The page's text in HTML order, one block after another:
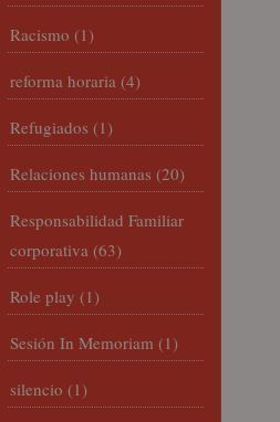
Racismo (1)
reforma horaria (4)
Refugiados (1)
Relaciones humanas (20)
Responsabilidad Familiar
corporativa (63)
Role play (1)
Sesión In Memoriam (1)
silencio (1)